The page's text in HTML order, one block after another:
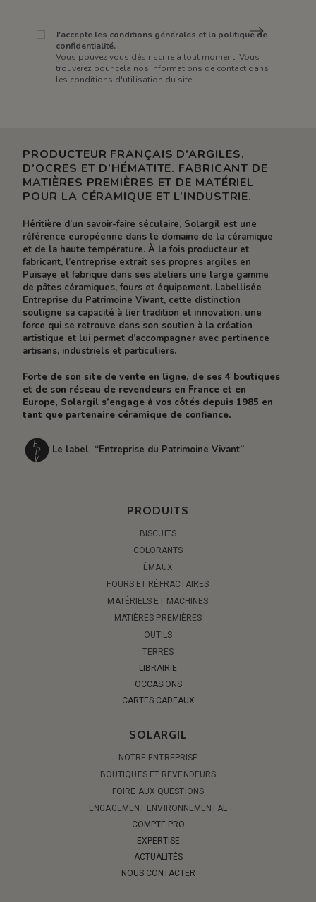
J'accepte les conditions générales et la politique de
confidentialité.
Vous pouvez vous désinscrire à tout moment. Vous
trouverez pour cela nos informations de contact dans
les conditions d'utilisation du site.
PRODUCTEUR FRANÇAIS D’ARGILES,
D’OCRES ET D’HÉMATITE. FABRICANT DE
MATIÈRES PREMIÈRES ET DE MATÉRIEL
POUR LA CÉRAMIQUE ET L’INDUSTRIE.
Héritière d’un savoir-faire séculaire, Solargil est une
référence européenne dans le domaine de la céramique
et de la haute température. À la fois producteur et
fabricant, l’entreprise extrait ses propres argiles en
Puisaye et fabrique dans ses ateliers une large gamme
de pâtes céramiques, fours et équipement. Labellisée
Entreprise du Patrimoine Vivant, cette distinction
souligne sa capacité à lier tradition et innovation, une
force qui se retrouve dans son soutien à la création
artistique et lui permet d’accompagner avec pertinence
artisans, industriels et particuliers.
Forte de son site de vente en ligne, de ses 4 boutiques
et de son réseau de revendeurs en France et en
Europe, Solargil s’engage à vos côtés depuis 1985 en
tant que partenaire céramique de confiance.
Le label “Entreprise du Patrimoine Vivant”
PRODUITS
BISCUITS
COLORANTS
ÉMAUX
FOURS ET RÉFRACTAIRES
MATÉRIELS ET MACHINES
MATIÈRES PREMIÈRES
OUTILS
TERRES
LIBRAIRIE
OCCASIONS
CARTES CADEAUX
SOLARGIL
NOTRE ENTREPRISE
BOUTIQUES ET REVENDEURS
FOIRE AUX QUESTIONS
ENGAGEMENT ENVIRONNEMENTAL
COMPTE PRO
EXPERTISE
ACTUALITÉS
NOUS CONTACTER